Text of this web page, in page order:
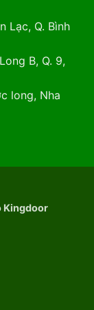
Lạc, Q. Bình
B, Q. 9,
long, Nha
Kingdoor